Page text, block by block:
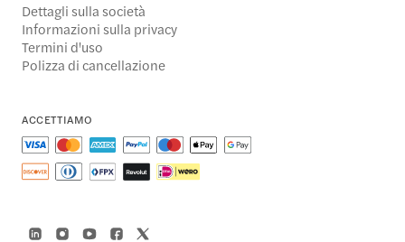
Dettagli sulla società
Informazioni sulla privacy
Termini d'uso
Polizza di cancellazione
ACCETTIAMO